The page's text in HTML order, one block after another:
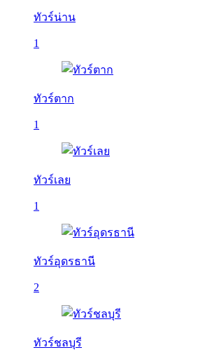
ทัวร์น่าน
1
ทัวร์ตาก
1
ทัวร์เลย
1
ทัวร์อุดรธานี
2
ทัวร์ชลบุรี